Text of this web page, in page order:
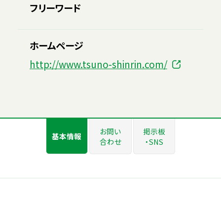
フリーワード
ホームページ
http://www.tsuno-shinrin.com/
基本情報
お問い
合わせ
掲示板
・SNS